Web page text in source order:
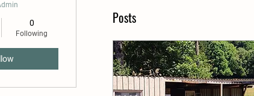
Posts
0
Following